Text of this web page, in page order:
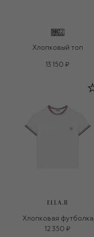
Хлопковый топ
13 150 ₽
ELLA.B
Хлопковая футболка
12 350 ₽